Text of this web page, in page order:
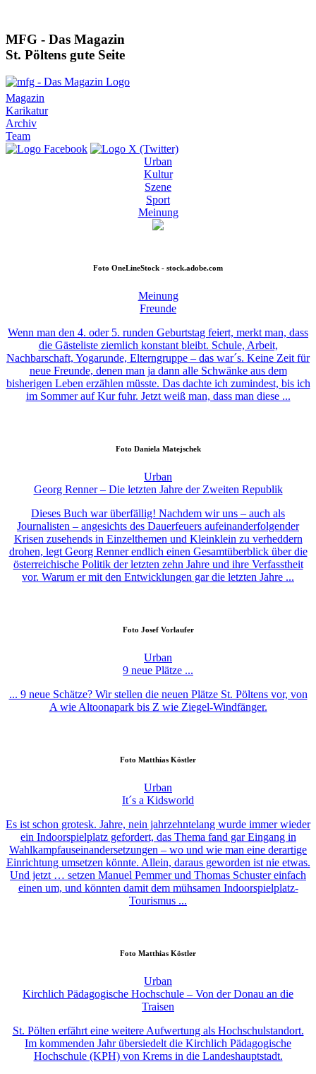
MFG - Das Magazin
St. Pöltens gute Seite
Magazin
Karikatur
Archiv
Team
Urban
Kultur
Szene
Sport
Meinung
Foto OneLineStock - stock.adobe.com
Meinung
Freunde
Wenn man den 4. oder 5. runden Geburtstag feiert, merkt man, dass
die Gästeliste ziemlich konstant bleibt. Schule, Arbeit,
Nachbarschaft, Yogarunde, Elterngruppe – das war´s. Keine Zeit für
neue Freunde, denen man ja dann alle Schwänke aus dem
bisherigen Leben erzählen müsste. Das dachte ich zumindest, bis ich
im Sommer auf Kur fuhr. Jetzt weiß man, dass man diese ...
Foto Daniela Matejschek
Urban
Georg Renner – Die letzten Jahre der Zweiten Republik
Dieses Buch war überfällig! Nachdem wir uns – auch als
Journalisten – angesichts des Dauerfeuers aufeinanderfolgender
Krisen zusehends in Einzelthemen und Kleinklein zu verheddern
drohen, legt Georg Renner endlich einen Gesamtüberblick über die
österreichische Politik der letzten zehn Jahre und ihre Verfasstheit
vor. Warum er mit den Entwicklungen gar die letzten Jahre ...
Foto Josef Vorlaufer
Urban
9 neue Plätze ...
... 9 neue Schätze? Wir stellen die neuen Plätze St. Pöltens vor, von
A wie Altoonapark bis Z wie Ziegel-Windfänger.
Foto Matthias Köstler
Urban
It´s a Kidsworld
Es ist schon grotesk. Jahre, nein jahrzehntelang wurde immer wieder
ein Indoorspielplatz gefordert, das Thema fand gar Eingang in
Wahlkampfauseinandersetzungen – wo und wie man eine derartige
Einrichtung umsetzen könnte. Allein, daraus geworden ist nie etwas.
Und jetzt … setzen Manuel Pemmer und Thomas Schuster einfach
einen um, und könnten damit dem mühsamen Indoorspielplatz-
Tourismus ...
Foto Matthias Köstler
Urban
Kirchlich Pädagogische Hochschule – Von der Donau an die
Traisen
St. Pölten erfährt eine weitere Aufwertung als Hochschulstandort.
Im kommenden Jahr übersiedelt die Kirchlich Pädagogische
Hochschule (KPH) von Krems in die Landeshauptstadt.